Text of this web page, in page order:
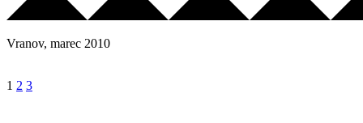
Vranov, marec 2010
1 2 3